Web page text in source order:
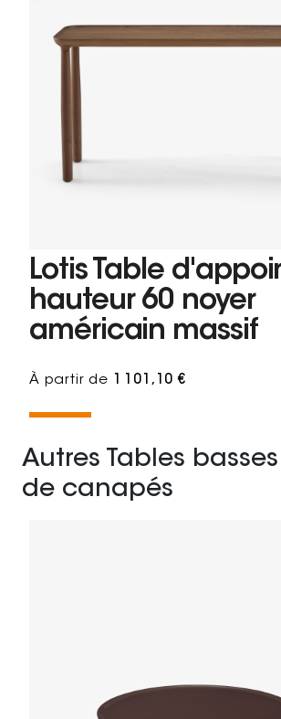
Lotis Table
hauteur 60 noyer
américain massif
À partir de 1 101,10 €
Autres Tables
de canapés